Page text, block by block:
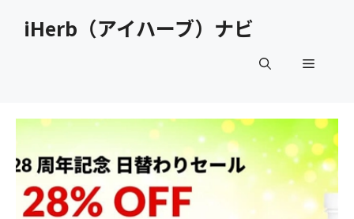
iHerb（アイハーブ）ナビ
メ
ュ
ー